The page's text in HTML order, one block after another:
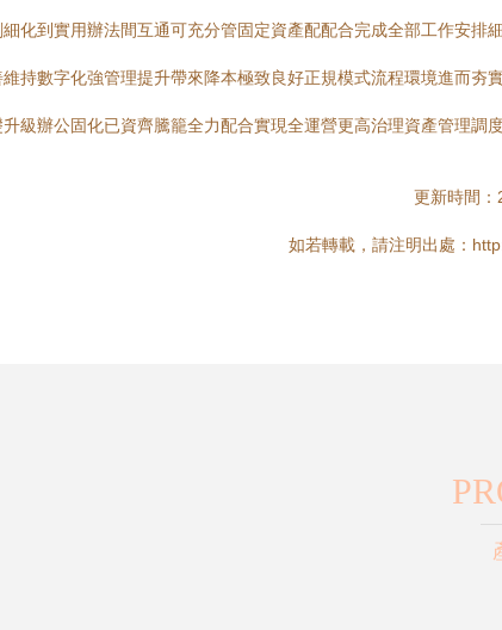
化到實用辦法間互通可充分管固定資產配配合完成全部工作安
持數字化強管理提升帶來降本極致良好正規模式流程環境進而
級辦公固化已資齊騰籠全力配合實現全運營更高治理資產管理調度
更新時間
如若轉載，請注明出處：